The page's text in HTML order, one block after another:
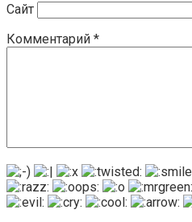
Сайт
Комментарий *